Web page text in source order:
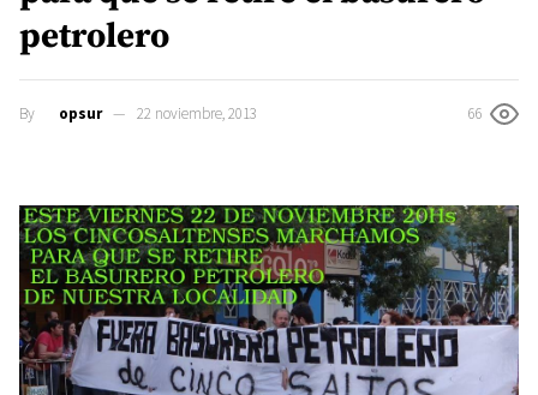
petrolero
By opsur 22 noviembre, 2013 66